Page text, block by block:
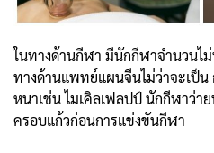
ในทางด้านกีฬา มีนักกีฬาจำนวนไ
ทางด้านแพทย์แผนจีนไม่ว่าจะเป็น
หนาเช่น ไมเคิลเฟลปป์ นักกีฬาว่า
ครอบแก้วก่อนการแข่งขันกีฬา